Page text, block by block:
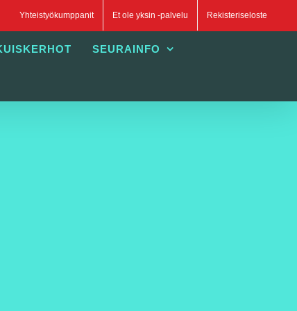
Yhteistyökumppanit Et ole yksin -palvelu Rekisteriseloste
SEURAINFO